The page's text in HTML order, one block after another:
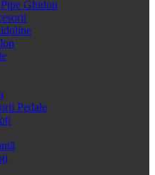
Ghidon
Pedale